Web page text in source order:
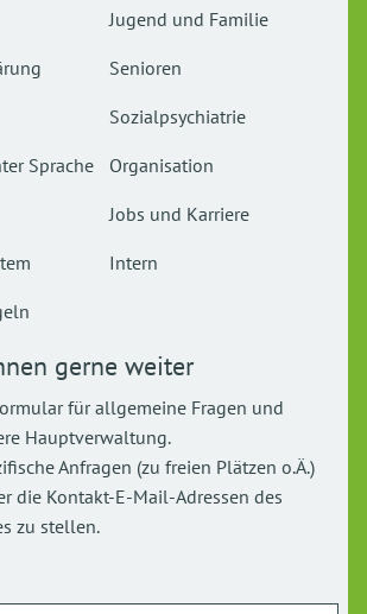
Sprache
Jugend und Familie
Senioren
Sozialpsychiatrie
Organisation
Jobs und Karriere
Intern
gerne weiter
für allgemeine Fragen und
Hauptverwaltung.
Anfragen (zu freien Plätzen o.Ä.)
die Kontakt-E-Mail-Adressen des
zu stellen.